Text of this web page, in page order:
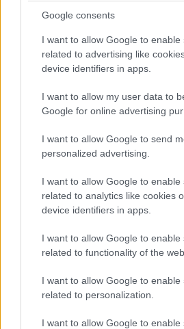
Google consents
I want to allow Google to enable
related to advertising like
device identifiers in apps.
I want to allow my user data to
Google for online advertising
I want to allow Google to send
personalized advertising.
I want to allow Google to enable
related to analytics like cookies
device identifiers in apps.
I want to allow Google to enable
related to functionality of the
I want to allow Google to enable
related to personalization.
I want to allow Google to enable
Σέρρες: Δύο νεκροί μετά από
σύγκρουση ΙΧ με φορτηγό
7/08/2026 - 10:28πμ